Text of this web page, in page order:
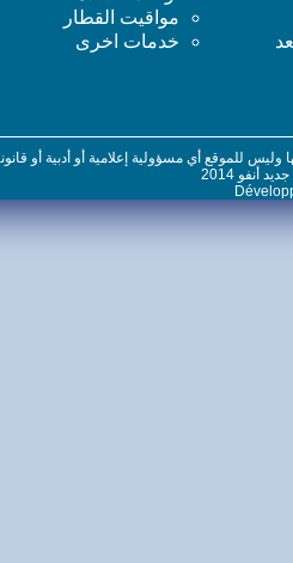
مواقيت القطار
خدمات اخرى
للموقع أي مسؤولية إعلامية أو أدبية أو قانونية
2014